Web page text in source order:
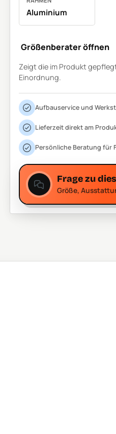
Aluminium
Größenberater öffnen
Zeigt die im Produkt
Einordnung.
Aufbauservice und
Lieferzeit direkt am
Persönliche Beratung für
Frage zu
Größe,